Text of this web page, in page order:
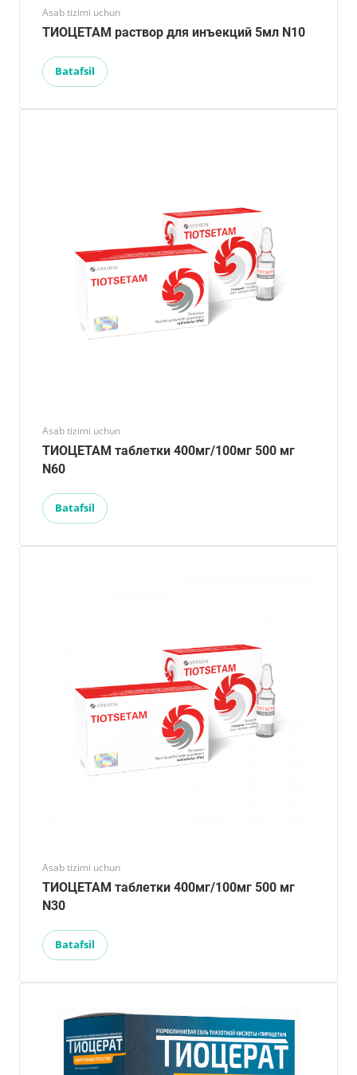
Asab tizimi uchun
ТИОЦЕТАМ раствор для инъекций 5мл N10
Batafsil
Asab tizimi uchun
ТИОЦЕТАМ таблетки 400мг/100мг 500 мг
N60
Batafsil
Asab tizimi uchun
ТИОЦЕТАМ таблетки 400мг/100мг 500 мг
N30
Batafsil